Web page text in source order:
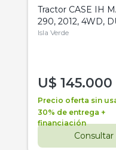
Tractor CASE IH
290, 2012, 4WD,
Isla Verde
U$ 145.000
Precio oferta sin
30% de entrega +
financiación
Consultar